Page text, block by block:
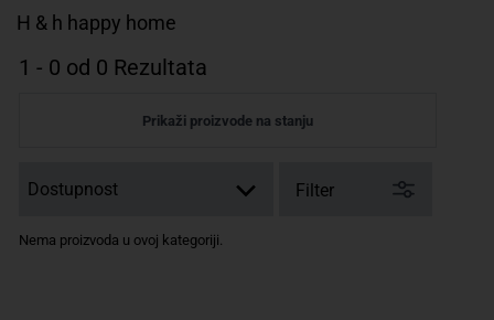
EAN
serijski
H & h happy home
1 - 0 od 0 Rezultata
Prikaži proizvode na stanju
Filter
Nema proizvoda u ovoj kategoriji.